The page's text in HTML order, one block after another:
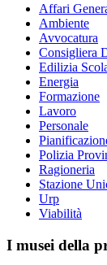
Affari
Ambiente
Avvocatura
Consigliera
Edilizia
Energia
Formazione
Lavoro
Personale
Polizia
Ragioneria
Stazione
Urp
Viabilità
I musei della